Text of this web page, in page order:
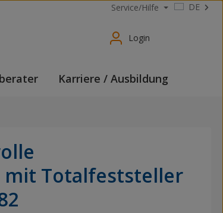
DE
Service/Hilfe
Login
Karriere / Ausbildung
mit Totalfeststeller